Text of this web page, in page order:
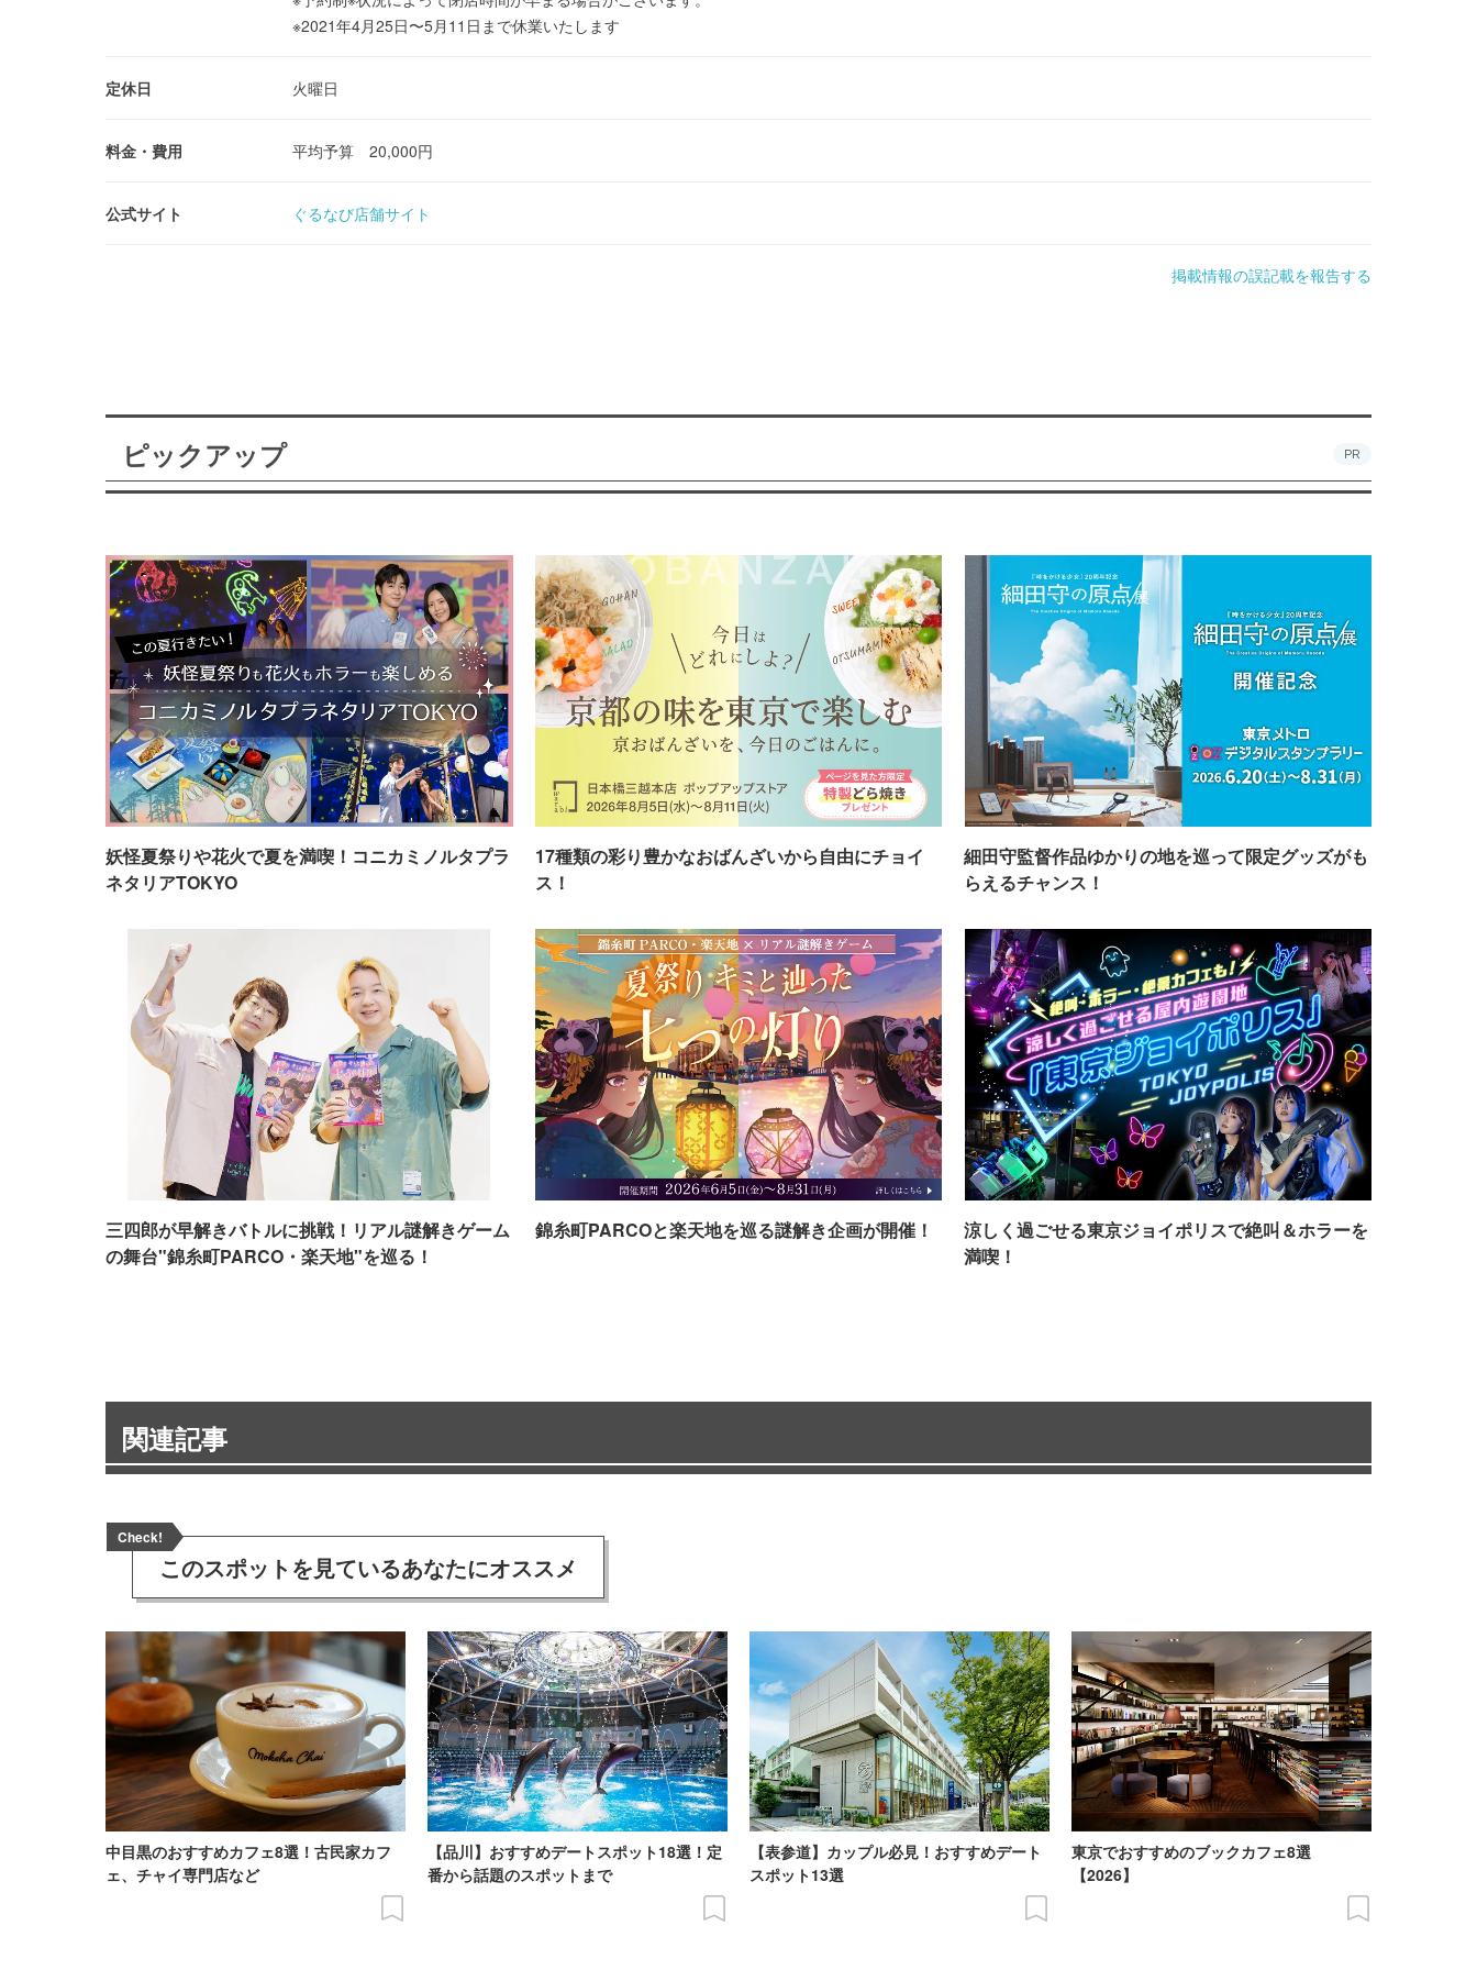
※2021年4月25日〜5月11日まで休業いたします
定休日 火曜日
料金・費用 平均予算 20,000円
公式サイト ぐるなび店舗サイト
掲載情報の誤記載を報告する
ピックアップ PR
妖怪夏祭りや花火で夏を満喫！コニカミノルタプラ
ネタリアTOKYO
17種類の彩り豊かなおばんざいから自由にチョイ
ス！
細田守監督作品ゆかりの地を巡って限定グッズがも
らえるチャンス！
三四郎が早解きバトルに挑戦！リアル謎解きゲーム
の舞台"錦糸町PARCO・楽天地"を巡る！
錦糸町PARCOと楽天地を巡る謎解き企画が開催！
涼しく過ごせる東京ジョイポリスで絶叫＆ホラーを
満喫！
関連記事
Check!
このスポットを見ているあなたにオススメ
中目黒のおすすめカフェ8選！古民家カフ
ェ、チャイ専門店など
【品川】おすすめデートスポット18選！定
番から話題のスポットまで
【表参道】カップル必見！おすすめデート
スポット13選
東京でおすすめのブックカフェ8選
【2026】